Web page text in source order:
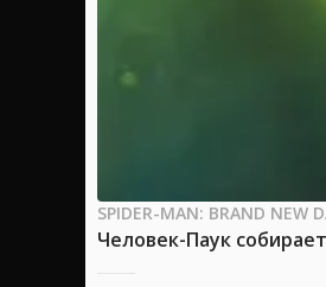
SPIDER-MAN: BRAND NEW
Человек-Паук